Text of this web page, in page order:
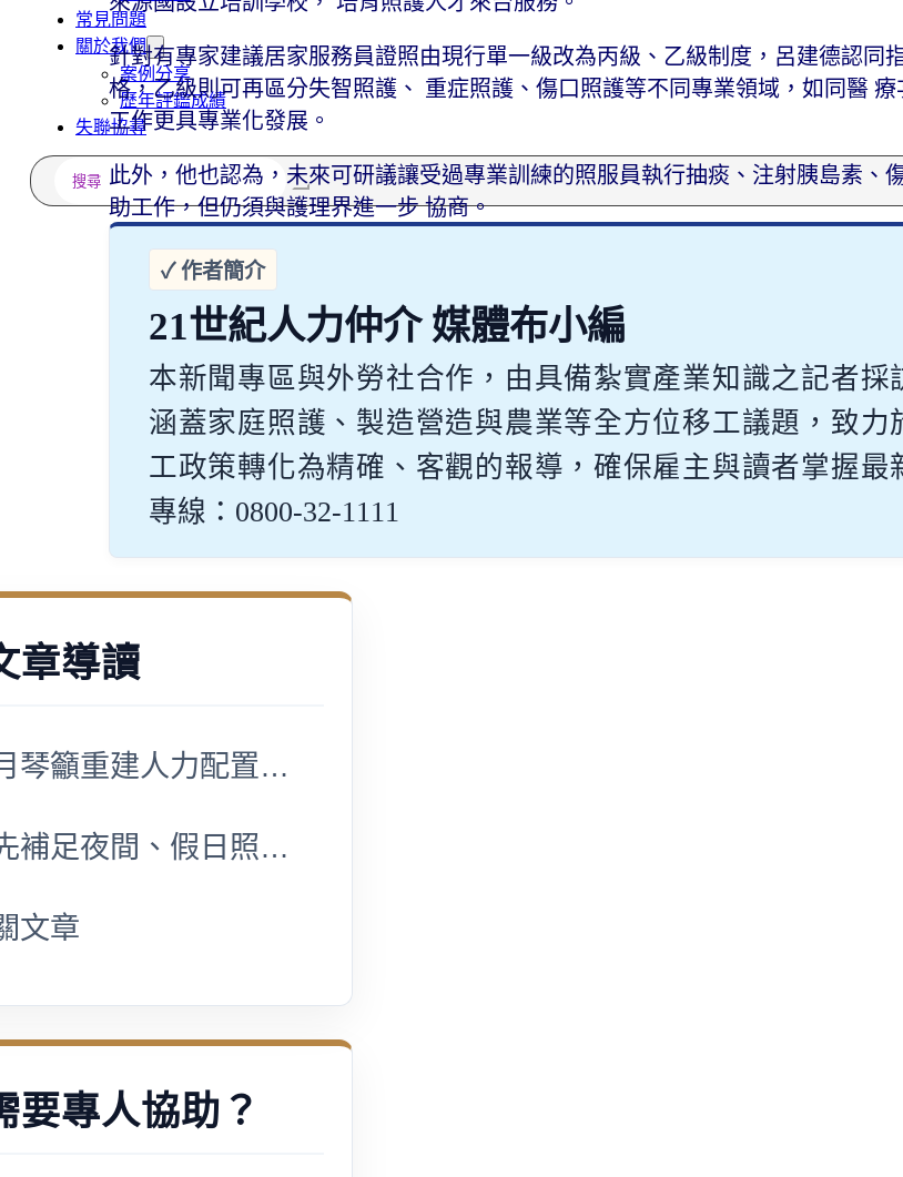
常見問題
關於我們
案例分享
歷年評鑑成績
失聯協尋
針對有專家建議居家服務員證照由現行單一級改為丙級、乙級制度，呂建德認同
格，乙級則可再區分失智照護、 重症照護、傷口照護等不同專業領域，如同醫
工作更具專業化發展。
此外，他也認為，未來可研議讓受過專業訓練的照服員執行抽痰、注射胰島素、
助工作，但仍須與護理界進一步 協商。
21世紀人力仲介 媒體布小編
本新聞專區與外勞社合作，由具備紮實產業知識之記者採
涵蓋家庭照護、製造營造與農業等全方位移工議題，致力
工政策轉化為精確、客觀的報導，確保雇主與讀者掌握最
專線：0800-32-1111
章導讀
林月琴籲重建人力配置制度
優先補足夜間、假日照護人力缺口
文章
要專人協助？